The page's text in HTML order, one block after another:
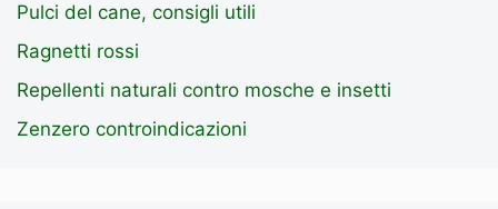
Pulci del cane, consigli utili
Ragnetti rossi
Repellenti naturali contro mosche e insetti
Zenzero controindicazioni